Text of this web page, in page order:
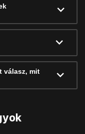
válasz, mit